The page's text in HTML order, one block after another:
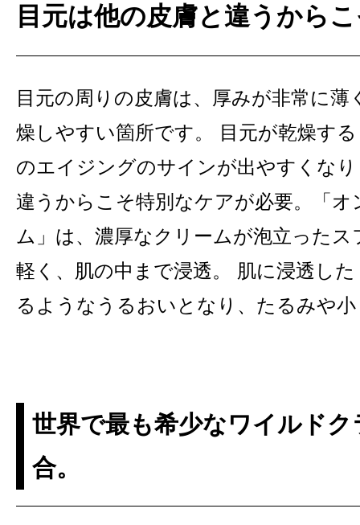
目元は他の皮膚と違うから
目元の周りの皮膚は、厚みが非常に
燥しやすい箇所です。 目元が乾燥す
のエイジングのサインが出やすくな
違うからこそ特別なケアが必要。「
ム」は、濃厚なクリームが泡立った
軽く、肌の中まで浸透。 肌に浸透し
るようなうるおいとなり、たるみや
世界で最も希少なワイルド
合。